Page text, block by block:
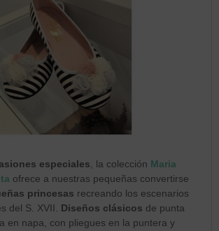
especiales , la colección Maria
ofrece a nuestras pequeñas convertirse
princesas recreando los escenarios
del S. XVII. Diseños clásicos de punta
en napa, con pliegues en la puntera y